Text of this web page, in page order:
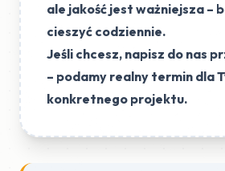
ale jakość jest ważniejsza –
cieszyć codziennie.
Jeśli chcesz, napisz do nas
– podamy realny termin dla
konkretnego projektu.